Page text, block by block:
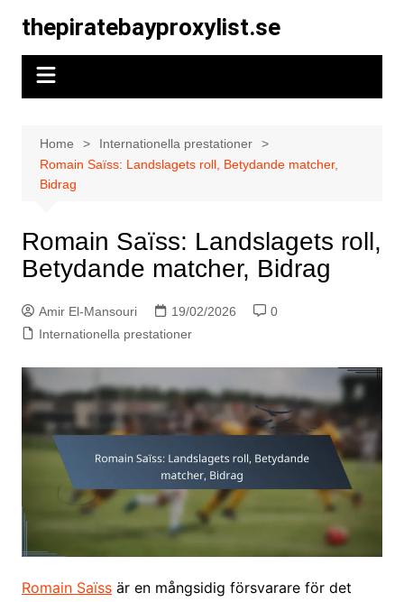
content
thepiratebayproxylist.se
Home
Internationella prestationer
Romain Saïss: Landslagets roll, Betydande matcher,
Bidrag
Romain Saïss: Landslagets roll,
Betydande matcher, Bidrag
Amir El-Mansouri 19/02/2026
0
Internationella prestationer
Romain Saïssär en mångsidig försvarare för det